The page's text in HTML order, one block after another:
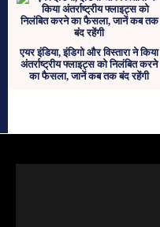
एयर इंडिया, इंडिगो और विस्तारा ने किया
अंतर्राष्ट्रीय फ्लाइट्स को निलंबित करने
का फैसला, जानें कब तक बंद रहेंगी